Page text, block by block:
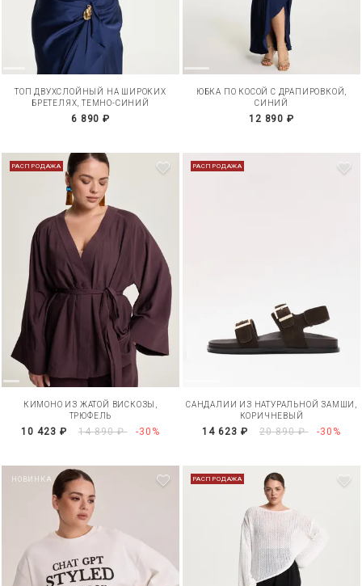
ТОП ДВУХСЛОЙНЫЙ НА ШИРОКИХ
БРЕТЕЛЯХ, ТЕМНО-СИНИЙ
6 890 ₽
ЮБКА ПО КОСОЙ С ДРАПИРОВКОЙ,
СИНИЙ
12 890 ₽
РАСПРОДАЖА
КИМОНО ИЗ ЖАТОЙ ВИСКОЗЫ,
ТРЮФЕЛЬ
10 423 ₽ 14 890 ₽ -30%
РАСПРОДАЖА
САНДАЛИИ ИЗ НАТУРАЛЬНОЙ ЗАМШИ,
КОРИЧНЕВЫЙ
14 623 ₽ 20 890 ₽ -30%
НОВИНКА РАСПРОДАЖА